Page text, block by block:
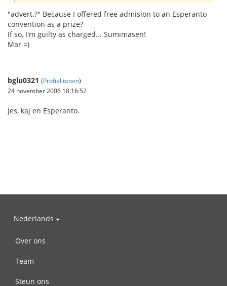
"advert.?" Because I offered free admision to an Esperanto
convention as a prize?
If so, I'm guilty as charged... Sumimasen!
Mar =)
bglu0321 (Profiel tonen)
24 november 2006 18:16:52
Jes, kaj en Esperanto.
Nederlands
Over ons
Team
Steun ons